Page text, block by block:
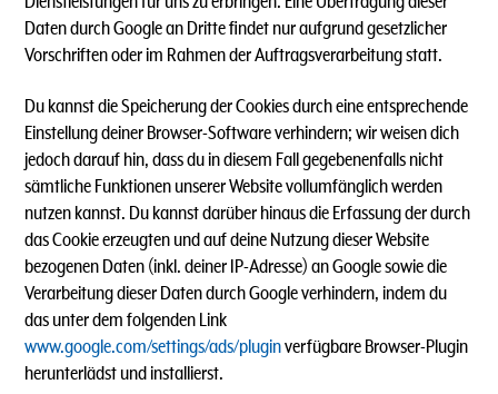
Daten durch Google an Dritte findet nur aufgrund gesetzlicher
Vorschriften oder im Rahmen der Auftragsverarbeitung statt.
Du kannst die Speicherung der Cookies durch eine entsprechende
Einstellung deiner Browser-Software verhindern; wir weisen dich
jedoch darauf hin, dass du in diesem Fall gegebenenfalls nicht
sämtliche Funktionen unserer Website vollumfänglich werden
nutzen kannst. Du kannst darüber hinaus die Erfassung der durch
das Cookie erzeugten und auf deine Nutzung dieser Website
bezogenen Daten (inkl. deiner IP-Adresse) an Google sowie die
Verarbeitung dieser Daten durch Google verhindern, indem du
das unter dem folgenden Link
www.google.com/settings/ads/pluginverfügbare Browser-Plugin
herunterlädst und installierst.